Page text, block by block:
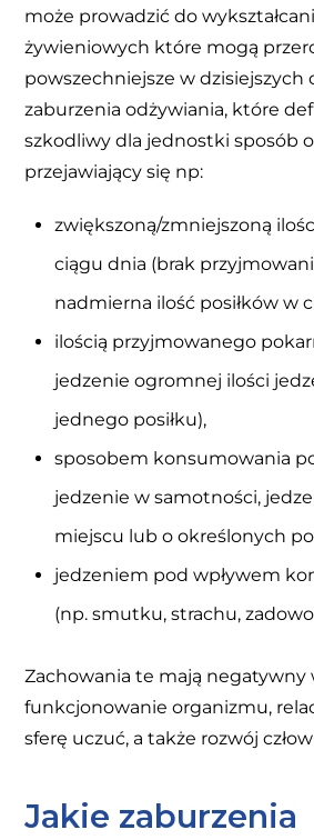
może prowadzić do
żywieniowych które mogą
powszechniejsze w dzisiejszych
zaburzenia odżywiania, które
szkodliwy dla jednostki sposób
przejawiający się np:
zwiększoną/zmniejszoną
ciągu dnia (brak
nadmierna ilość posiłków w
ilością przyjmowanego
jedzenie ogromnej ilości
jednego posiłku),
sposobem konsumowania
jedzenie w samotności,
miejscu lub o określonych
jedzeniem pod wpływem
(np. smutku, strachu,
Zachowania te mają negatywny
funkcjonowanie organizmu,
sferę uczuć, a także rozwój
Jakie zaburzenia